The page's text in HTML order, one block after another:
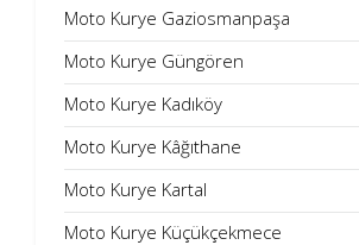
Moto Kurye Gaziosmanpaşa
Moto Kurye Güngören
Moto Kurye Kadıköy
Moto Kurye Kâğıthane
Moto Kurye Kartal
Moto Kurye Küçükçekmece